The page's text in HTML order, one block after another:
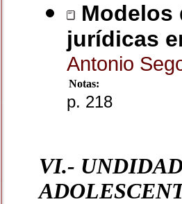
Modelos
jurídicas
Antonio
Notas:
p. 218
VI.-